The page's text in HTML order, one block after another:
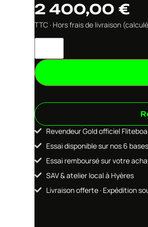
2 400,00 €
TTC · Hors frais de livraison
Revendeur Gold officiel
Essai disponible sur nos 6 bases
Essai remboursé sur votre
SAV & atelier local à Hyères
Livraison offerte · Expédition